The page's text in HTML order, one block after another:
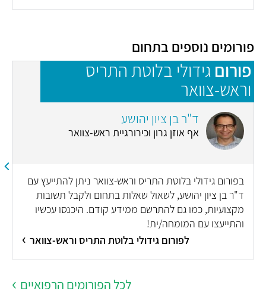
פורומים נוספים בתחום
פורום גידולי בלוטת התריס
וראש-צוואר
ד"ר בן ציון יהושע
אף אוזן גרון וכירורגיית ראש-צוואר
בפורום גידולי בלוטת התריס וראש-צוואר ניתן להתייעץ עם
ד"ר בן ציון יהושע, לשאול שאלות בתחום ולקבל תשובות
מקצועיות, כמו גם להתרשם ממידע קודם. היכנסו עכשיו
והתייעצו עם המומחה/ית!
לפורום גידולי בלוטת התריס וראש-צוואר
לכל הפורומים הרפואיים